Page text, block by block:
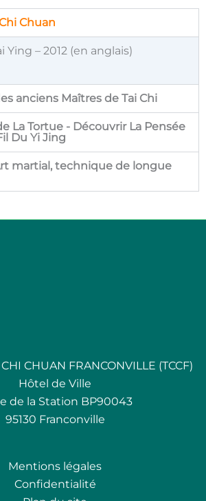
Chuan
Ying – 2012 (en anglais)
anciens Maîtres de Tai Chi
La Tortue - Découvrir La Pensée
Du Yi Jing
martial, technique de longue
CHUAN FRANCONVILLE (TCCF)
Hôtel de Ville
de la Station BP90043
95130 Franconville
Mentions légales
Confidentialité